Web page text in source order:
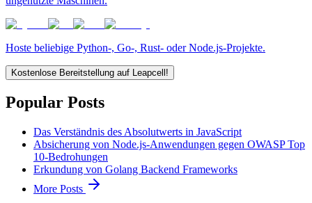
Hoste beliebige Python-, Go-, Rust- oder Node.js-Projekte.
Kostenlose Bereitstellung auf Leapcell!
Popular Posts
Das Verständnis des Absolutwerts in JavaScript
Absicherung von Node.js-Anwendungen gegen OWASP Top
10-Bedrohungen
Erkundung von Golang Backend Frameworks
More Posts